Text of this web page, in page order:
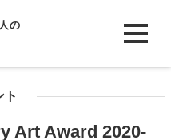
の
ト
Art Award 2020-